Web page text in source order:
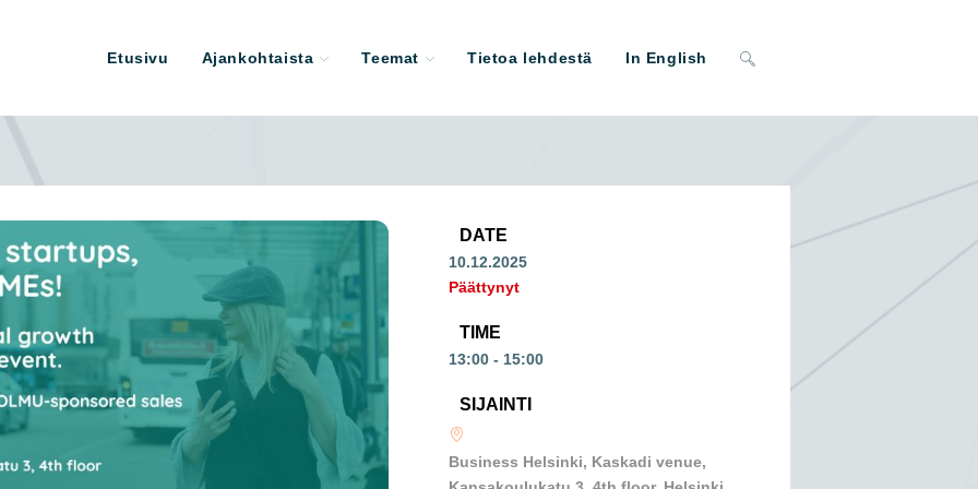
Etusivu Ajankohtaista Teemat Tietoa lehdestä In English Toggle
DATE
10.12.2025
Päättynyt
TIME
13:00 - 15:00
SIJAINTI
Business Helsinki, Kaskadi venue,